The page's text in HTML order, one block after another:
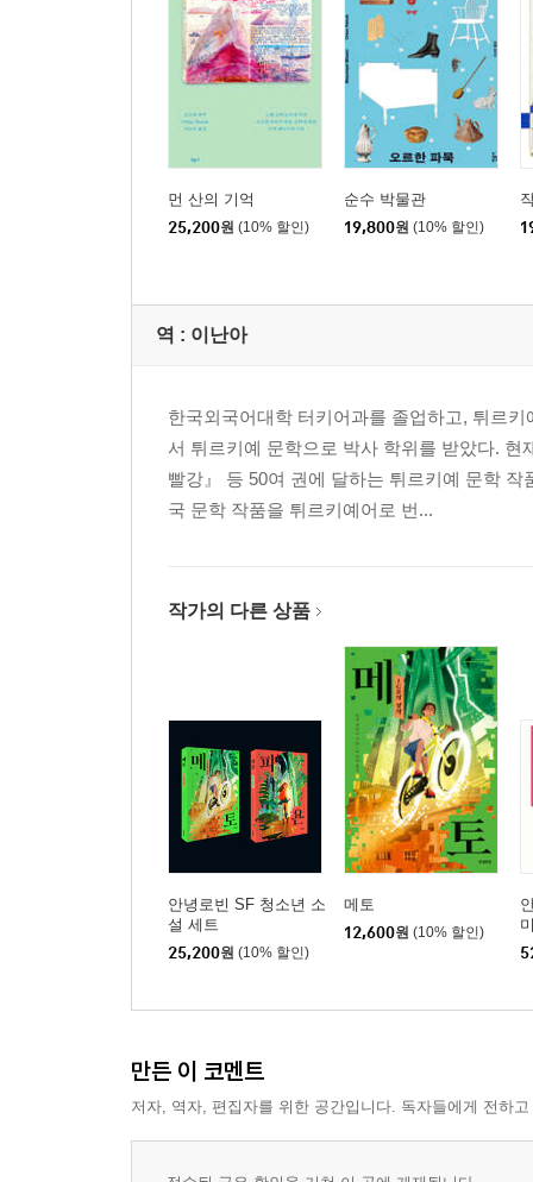
먼 산의 기억
25,200원 (10% 할인)
순수 박물관
19,800원 (10% 할인)
역 : 이난아
한국외국어대학 터키어과를 졸업하고, 튀르
서 튀르키예 문학으로 박사 학위를 받았다.
빨강』 등 50여 권에 달하는 튀르키예 문학
국 문학 작품을 튀르키예어로 번...
작가의 다른 상품
안녕로빈 SF 청소년 소
설 세트
25,200원 (10% 할인)
메토
12,600원 (10% 할인)
만든 이 코멘트
저자, 역자, 편집자를 위한 공간입니다. 독자들에게 전하